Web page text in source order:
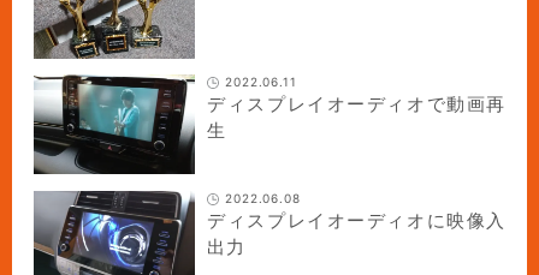
2022.06.11
ディスプレイオーディオで動画再
生
2022.06.08
ディスプレイオーディオに映像入
出力